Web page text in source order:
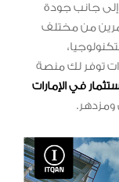
إلى جانب جودة
من مختلف
توفر لك منصة
في الإمارات